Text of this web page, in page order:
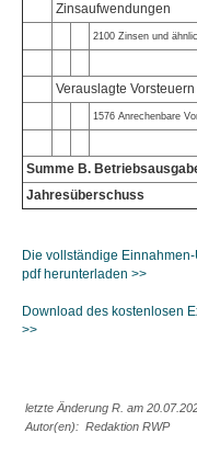
Zinsaufwendungen
2100 Zinsen und
Verauslagte Vorsteuern
1576 Anrechenbare
Summe B.
Jahresüberschuss
Die vollständige
pdf herunterladen >>
Download des kostenlosen
>>
letzte Änderung R. am
Autor(en): Redaktion RWP